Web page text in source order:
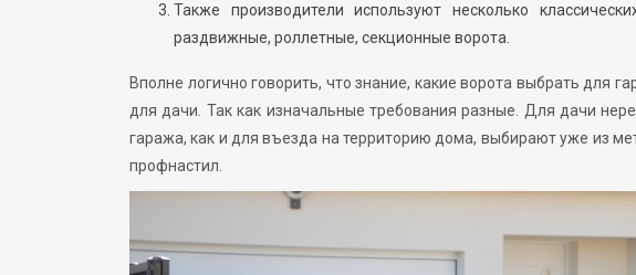
Также производители используют несколько
раздвижные, роллетные, секционные ворота.
Вполне логично говорить, что знание, какие ворота выбрать для
для дачи. Так как изначальные требования разные. Для дачи
гаража, как и для въезда на территорию дома, выбирают уже из
профнастил.